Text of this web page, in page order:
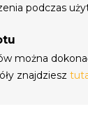
podczas
można
znajdziesz